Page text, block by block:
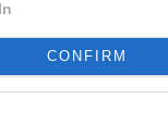
CONFIRM